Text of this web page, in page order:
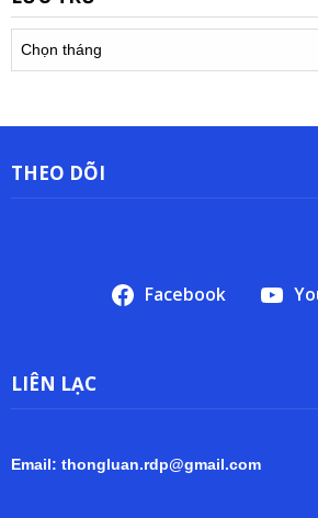
trữ
THEO DÕI
Facebook
LIÊN LẠC
Email: thongluan.rdp@gmail.com